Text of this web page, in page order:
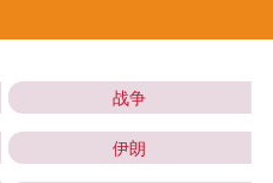
战争
伊朗